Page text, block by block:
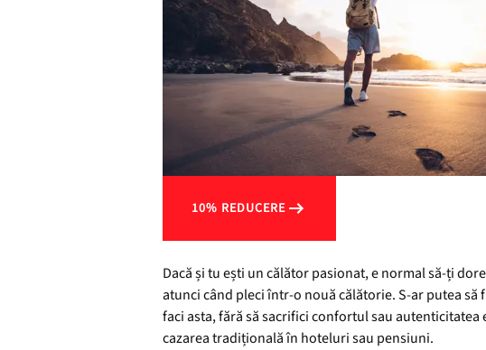
10% REDUCERE
Dacă și tu ești un călător pasionat, e normal să-ți
atunci când pleci într-o nouă călătorie. S-ar putea să
faci asta, fără să sacrifici confortul sau
cazarea tradițională în hoteluri sau pensiuni.